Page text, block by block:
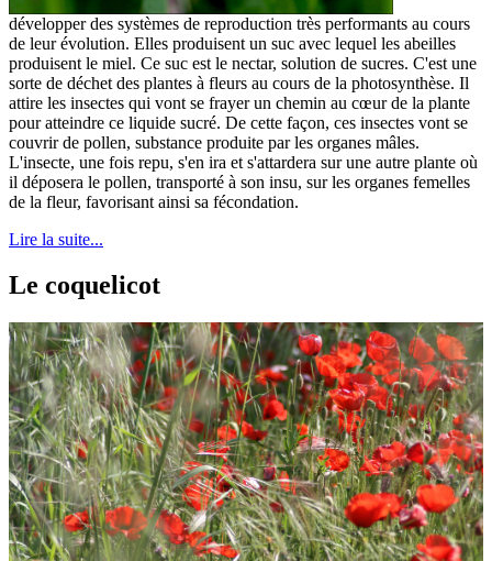
développer des systèmes de reproduction très performants au cours
de leur évolution. Elles produisent un suc avec lequel les abeilles
produisent le miel. Ce suc est le nectar, solution de sucres. C'est une
sorte de déchet des plantes à fleurs au cours de la photosynthèse. Il
attire les insectes qui vont se frayer un chemin au cœur de la plante
pour atteindre ce liquide sucré. De cette façon, ces insectes vont se
couvrir de pollen, substance produite par les organes mâles.
L'insecte, une fois repu, s'en ira et s'attardera sur une autre plante où
il déposera le pollen, transporté à son insu, sur les organes femelles
de la fleur, favorisant ainsi sa fécondation.
Lire la suite...
Le coquelicot